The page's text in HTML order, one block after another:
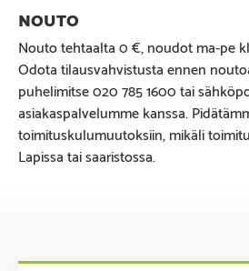
Nouto tehtaalta 0 €, noudot ma-pe
Odota tilausvahvistusta ennen
puhelimitse 020 785 1600 tai
asiakaspalvelumme kanssa.
toimituskulumuutoksiin, mikäli
Lapissa tai saaristossa.